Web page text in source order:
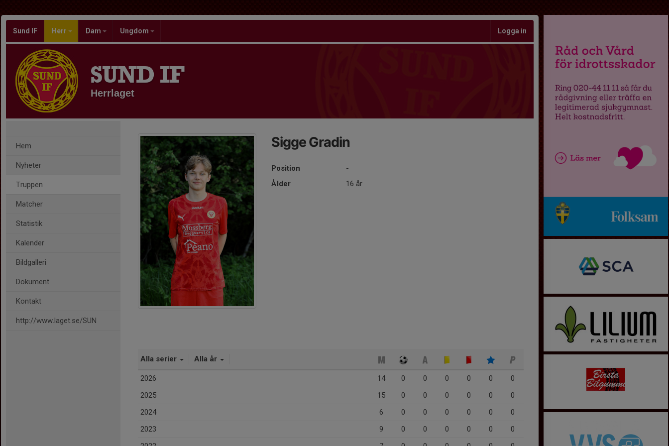
Sund IF Herr Dam Ungdom Logga in
SUND IF
Herrlaget
Hem
Nyheter
Truppen
Matcher
Statistik
Kalender
Bildgalleri
Dokument
Kontakt
http://www.laget.se/SUN
Sigge Gradin
Position
-
Ålder
16 år
Alla serier Alla år
2026 14 0 0 0 0 0
0
2025
15 0 0 0 0 0
0
2024
6 0 0 0 0 0
0
2023
9 0 0 0 0 0
0